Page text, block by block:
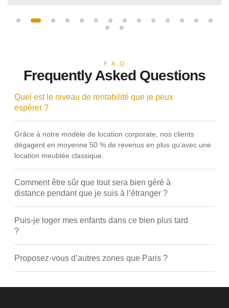
F. A. Q
Frequently Asked Questions
Quel est le niveau de rentabilité que je peux
espérer ?
Grâce à notre modèle de location corporate, nos clients
dégagent en moyenne 50 % de revenus en plus qu’avec une
location meublée classique.
Comment être sûr que tout sera bien géré à
distance pendant que je suis à l’étranger ?
Puis-je loger mes enfants dans ce bien plus tard
?
Proposez-vous d’autres zones que Paris ?